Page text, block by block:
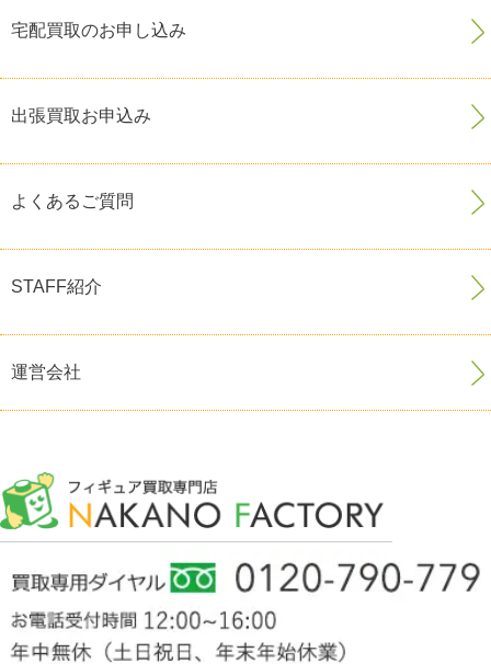
宅配買取のお申し込み
出張買取お申込み
よくあるご質問
STAFF紹介
運営会社